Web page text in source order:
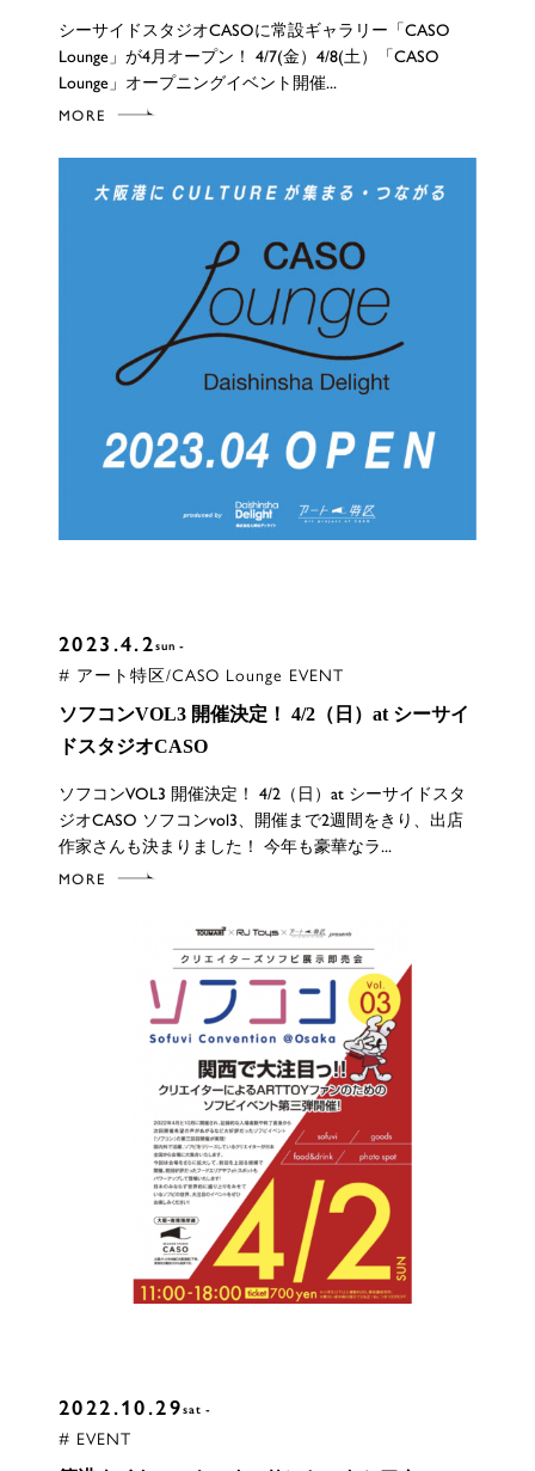
シーサイドスタジオCASOに常設ギャラリー「CASO
Lounge」が4月オープン！ 4/7(金）4/8(土）「CASO
Lounge」オープニングイベント開催...
MORE
2023.4.2sun
# アート特区/CASO Lounge EVENT
ソフコンVOL3 開催決定！ 4/2（日）at シーサイ
ドスタジオCASO
ソフコンVOL3 開催決定！ 4/2（日）at シーサイドスタ
ジオCASO ソフコンvol3、開催まで2週間をきり、出店
作家さんも決まりました！ 今年も豪華なラ...
MORE
2022.10.29sat
# EVENT